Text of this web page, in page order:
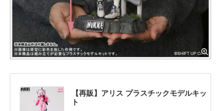
【再販】アリス プラスチックモデルキッ
ト